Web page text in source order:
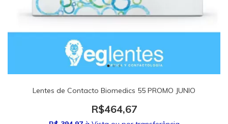
Lentes de Contacto Biomedics 55 PROMO JUNIO
R$464,67